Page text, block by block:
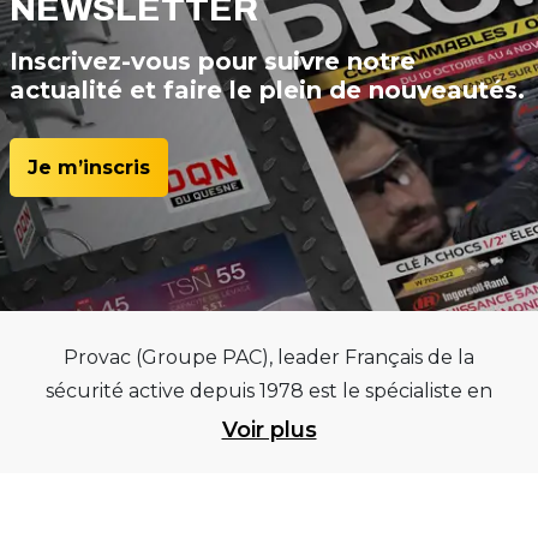
NEWSLETTER
Inscrivez-vous pour suivre notre
actualité et faire le plein de nouveautés.
Je m’inscris
Provac (Groupe PAC), leader Français de la
sécurité active depuis 1978 est le spécialiste en
équipements pour garages et centres
Voir plus